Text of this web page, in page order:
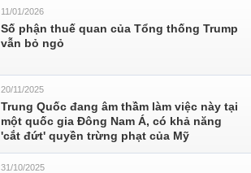
11/01/2026
Số phận thuế quan của Tổng thống Trump
vẫn bỏ ngỏ
20/11/2025
Trung Quốc đang âm thầm làm việc này tại
một quốc gia Đông Nam Á, có khả năng
'cắt đứt' quyền trừng phạt của Mỹ
31/10/2025